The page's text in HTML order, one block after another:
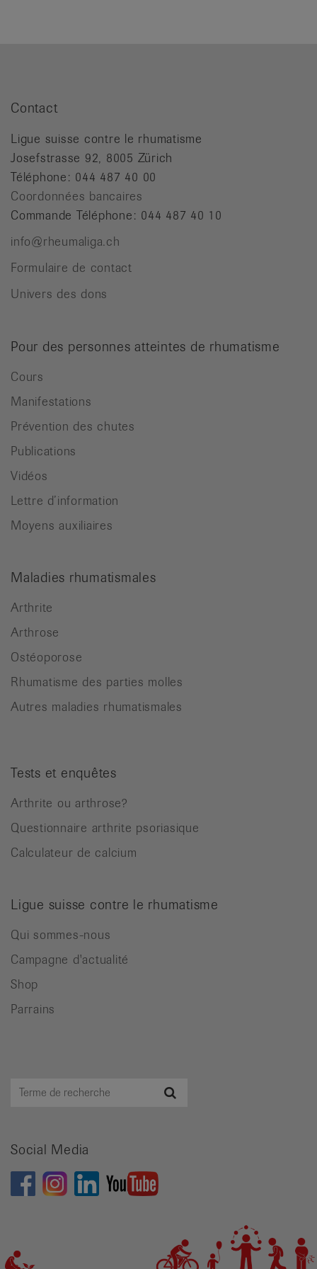
Contact
Ligue suisse contre le rhumatisme
Josefstrasse 92, 8005 Zürich
Téléphone: 044 487 40 00
Coordonnées bancaires
Commande Téléphone: 044 487 40 10
info@rheumaliga.ch
Formulaire de contact
Univers des dons
Pour des personnes atteintes de rhumatisme
Cours
Manifestations
Prévention des chutes
Publications
Vidéos
Lettre d’information
Moyens auxiliaires
Maladies rhumatismales
Arthrite
Arthrose
Ostéoporose
Rhumatisme des parties molles
Autres maladies rhumatismales
Tests et enquêtes
Arthrite ou arthrose?
Questionnaire arthrite psoriasique
Calculateur de calcium
Ligue suisse contre le rhumatisme
Qui sommes-nous
Campagne d'actualité
Shop
Parrains
Terme
Social Media